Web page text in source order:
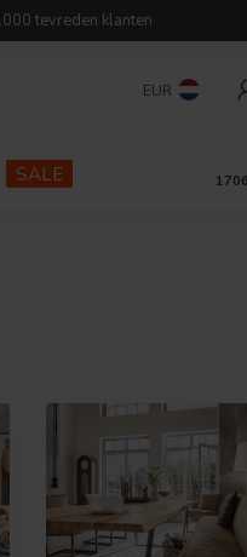
tevreden klanten
EUR
SALE 1706